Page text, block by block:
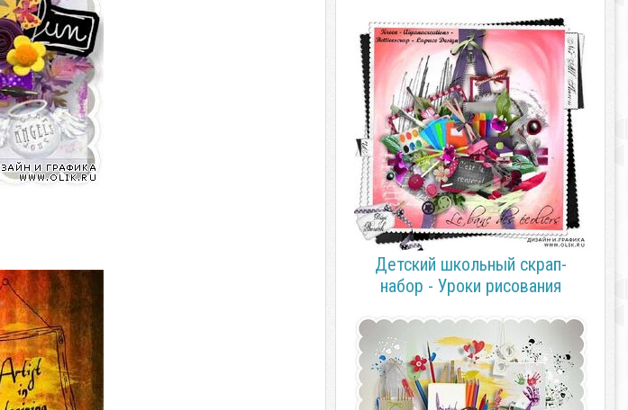
Детский школьный скрап-
набор - Уроки рисования